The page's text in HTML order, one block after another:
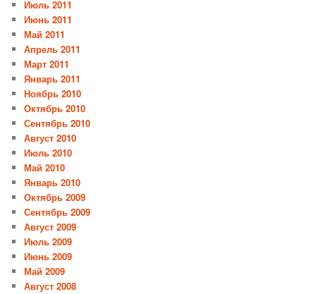
Июль 2011
Июнь 2011
Май 2011
Апрель 2011
Март 2011
Январь 2011
Ноябрь 2010
Октябрь 2010
Сентябрь 2010
Август 2010
Июль 2010
Май 2010
Январь 2010
Октябрь 2009
Сентябрь 2009
Август 2009
Июль 2009
Июнь 2009
Май 2009
Август 2008